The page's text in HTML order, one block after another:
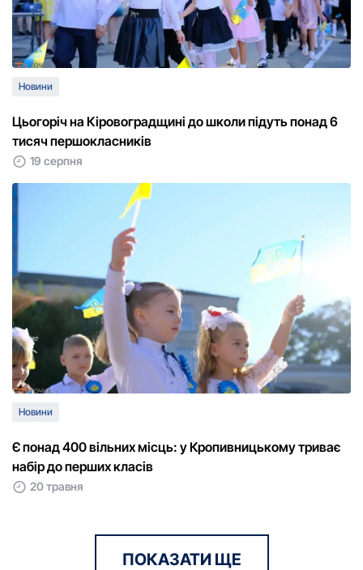
Новини
Цьогоріч на Кіровоградщині до школи підуть понад 6
тисяч першокласників
19 серпня
Новини
Є понад 400 вільних місць: у Кропивницькому триває
набір до перших класів
20 травня
ПОКАЗАТИ ЩЕ